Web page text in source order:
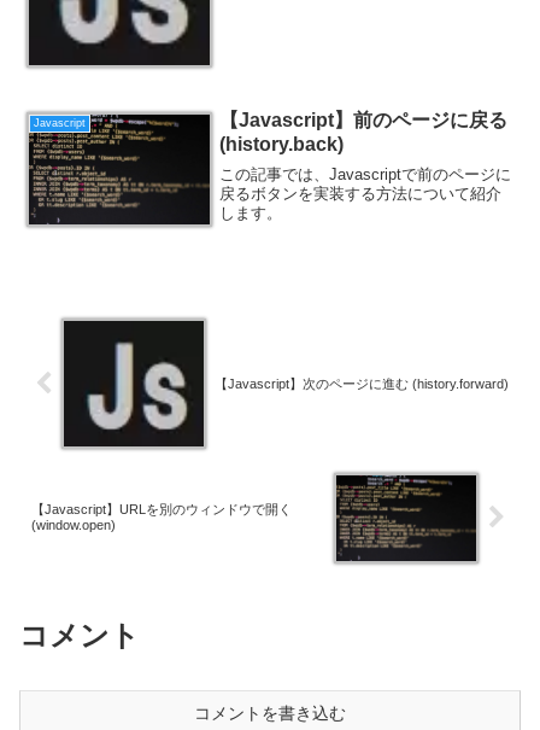
Javascript
【Javascript】前のページに戻る
(history.back)
この記事では、Javascriptで前のページに
戻るボタンを実装する方法について紹介
します。
【Javascript】次のページに進む (history.forward)
【Javascript】URLを別のウィンドウで開く
(window.open)
コメント
コメントを書き込む